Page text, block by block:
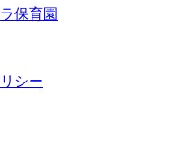
保育園
シー